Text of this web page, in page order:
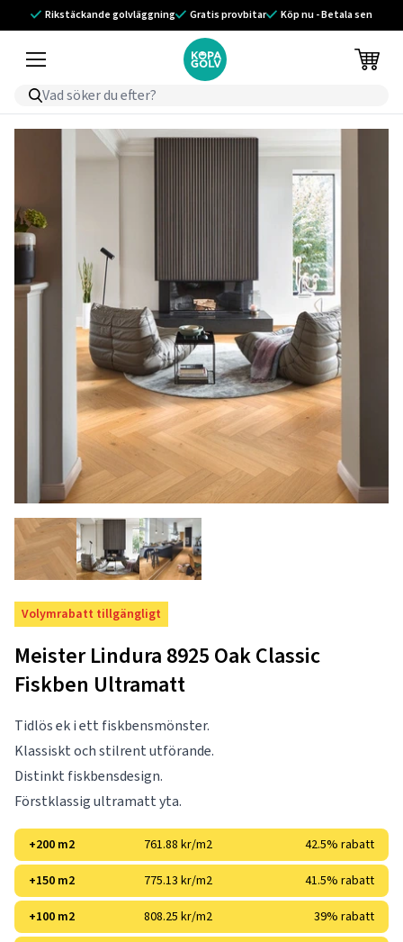
Rikstäckande golvläggning Gratis provbitar Köp nu - Betala sen
Volymrabatt tillgängligt
Meister Lindura 8925 Oak Classic
Fiskben Ultramatt
Tidlös ek i ett fiskbensmönster.
Klassiskt och stilrent utförande.
Distinkt fiskbensdesign.
Förstklassig ultramatt yta.
+200 m2 761.88 kr/m2 42.5% rabatt
+150 m2 775.13 kr/m2 41.5% rabatt
+100 m2 808.25 kr/m2 39% rabatt